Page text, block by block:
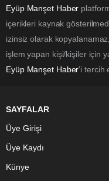
Eyüp Manşet Haber
içerikleri kaynak
izinsiz olarak
işlem yapan kişi/kişiler için
Eyüp Manşet Haber'i tercih
SAYFALAR
Üye Girişi
Üye Kaydı
Künye